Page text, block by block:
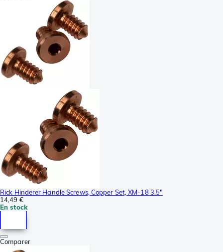
Rick Hinderer Handle Screws, Copper Set, XM-18 3.5"
14,49 €
En stock
Comparer